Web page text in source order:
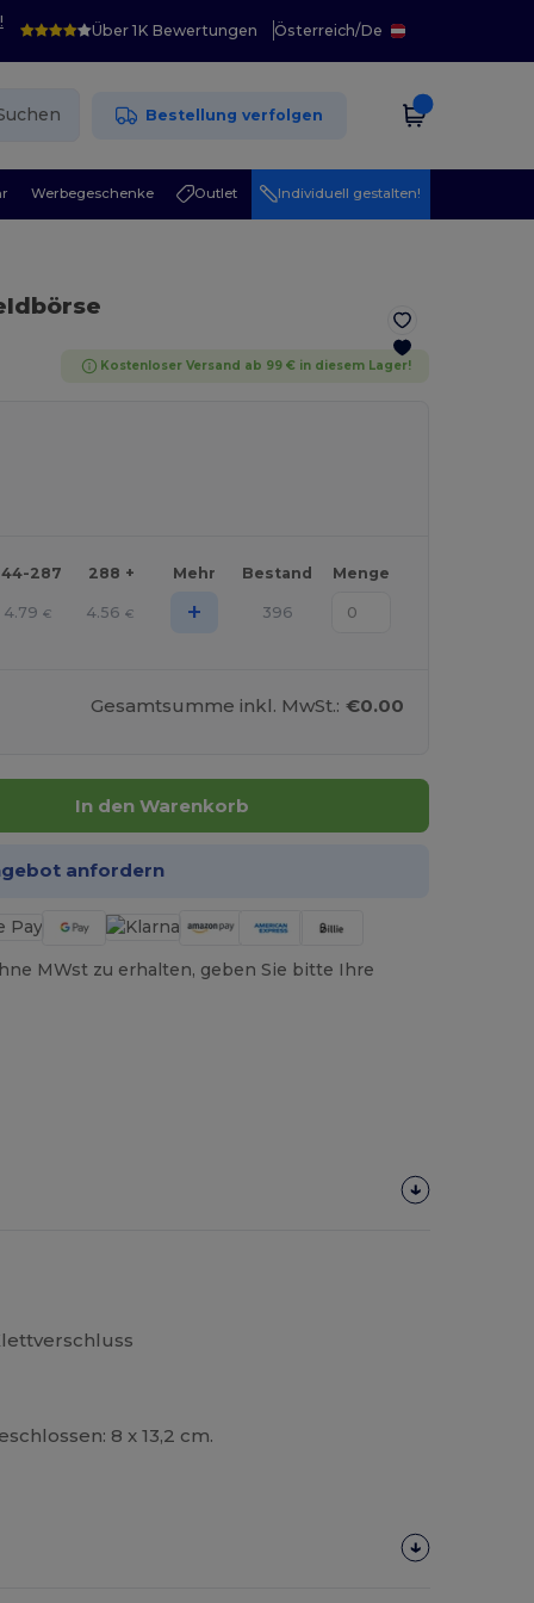
Über 1K Bewertungen Österreich/De
Bestellung verfolgen
Werbegeschenke Outlet Individuell gestalten!
Kostenloser Versand ab 99 € in diesem Lager!
287 288 + Mehr Bestand Menge
4.79 € 4.56 € + 396
Gesamtsumme inkl. MwSt.: €0.00
In den Warenkorb
anfordern
MWst zu erhalten, geben Sie bitte Ihre
8 x 13,2 cm.